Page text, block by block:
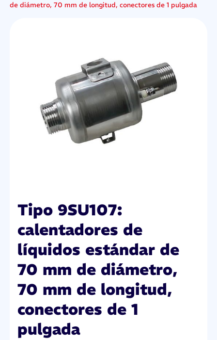
de diámetro, 70 mm de longitud, conectores de 1 pulgada
Tipo 9SU107:
calentadores de
líquidos estándar de
70 mm de diámetro,
70 mm de longitud,
conectores de 1
pulgada